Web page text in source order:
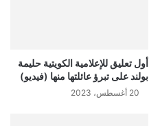
أول تعليق للإعلامية الكويتية حليمة
بولند على تبرؤ عائلتها منها (فيديو)
20 أغسطس، 2023